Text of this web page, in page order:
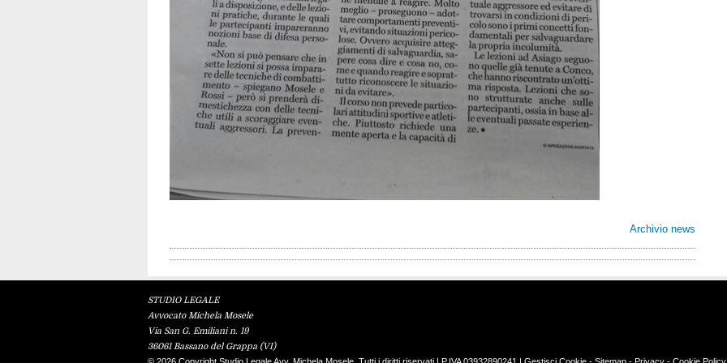
Archivio news
STUDIO LEGALE
Avvocato Michela Mosele
Via San G. Emiliani n. 19
36061 Bassano del Grappa (VI)